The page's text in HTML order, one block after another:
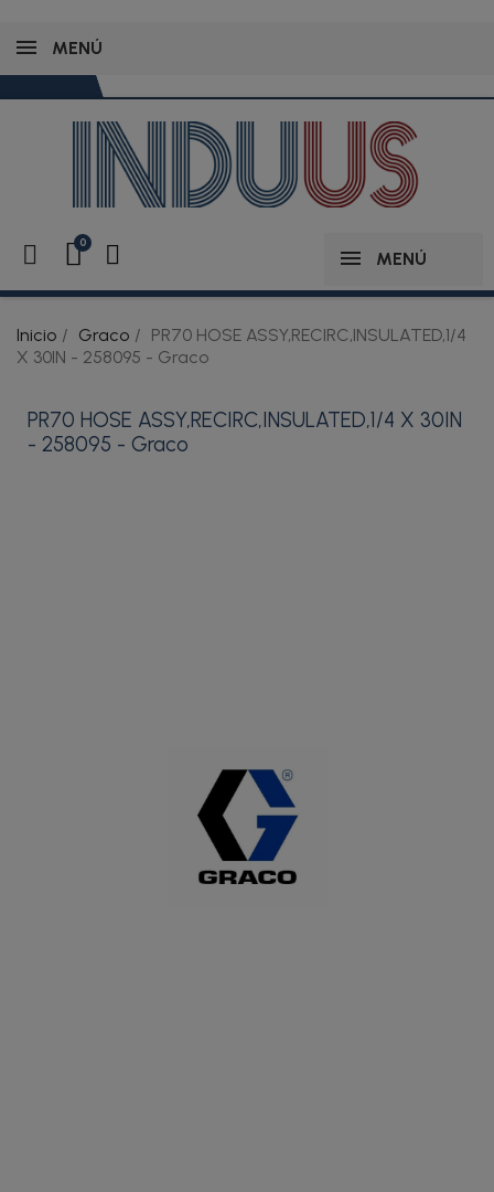
MENÚ
MENÚ
Inicio Graco
PR70 HOSE ASSY,RECIRC,INSULATED,1/4
X 30IN - 258095 - Graco
PR70 HOSE ASSY,RECIRC,INSULATED,1/4 X 30IN
- 258095 - Graco